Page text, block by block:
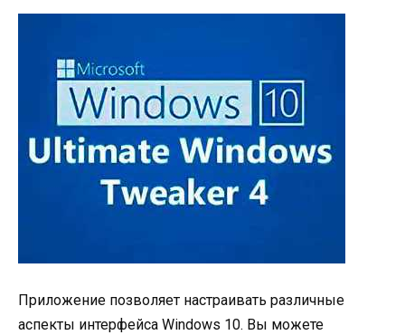
Приложение позволяет настраивать различные
аспекты интерфейса Windows 10. Вы можете